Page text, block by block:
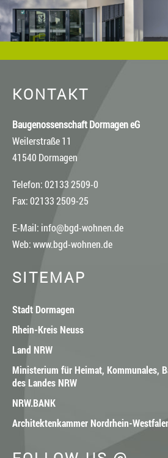
KONTAKT
Baugenossenschaft Dormagen eG
Weilerstraße 11
41540 Dormagen
Telefon: 02133 2509-0
Fax: 02133 2509-25
E-Mail: info@bgd-wohnen.de
Web:www.bgd-wohnen.de
SITEMAP
Stadt Dormagen
Rhein-Kreis Neuss
Land NRW
Ministerium für Heimat, Kommunales,
des Landes NRW
NRW.BANK
Architektenkammer Nordrhein-